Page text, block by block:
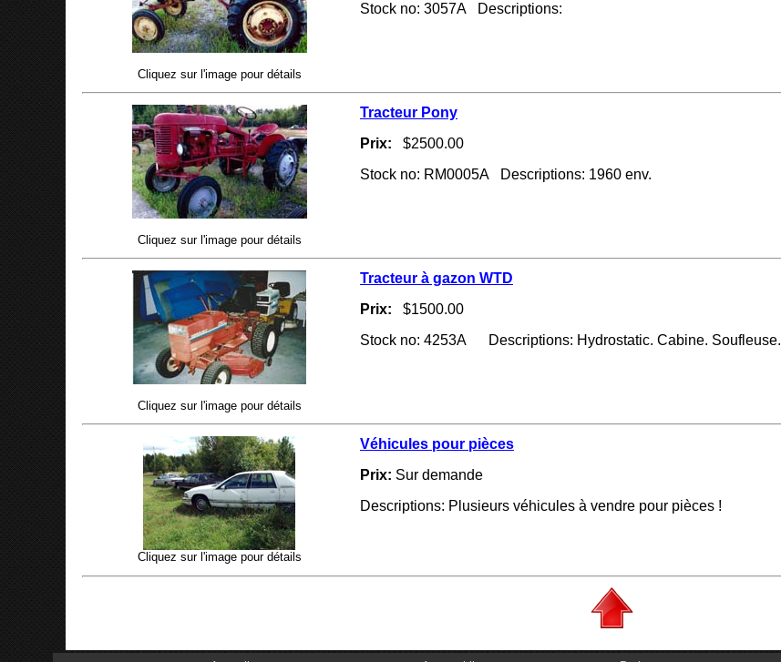
Cliquez sur l'image pour détails
Stock no: 3057A Descriptions:
Cliquez sur l'image pour détails
Tracteur Pony
Prix:
$2500.00
Stock no: RM0005A Descriptions: 1960 env.
Cliquez sur l'image pour détails
Tracteur à gazon WTD
Prix:
$1500.00
Stock no: 4253A Descriptions: Hydrostatic. Cabine. Soufleuse.
Cliquez sur l'image pour détails
Véhicules pour pièces
Prix: Sur demande
Descriptions: Plusieurs véhicules à vendre pour pièces !